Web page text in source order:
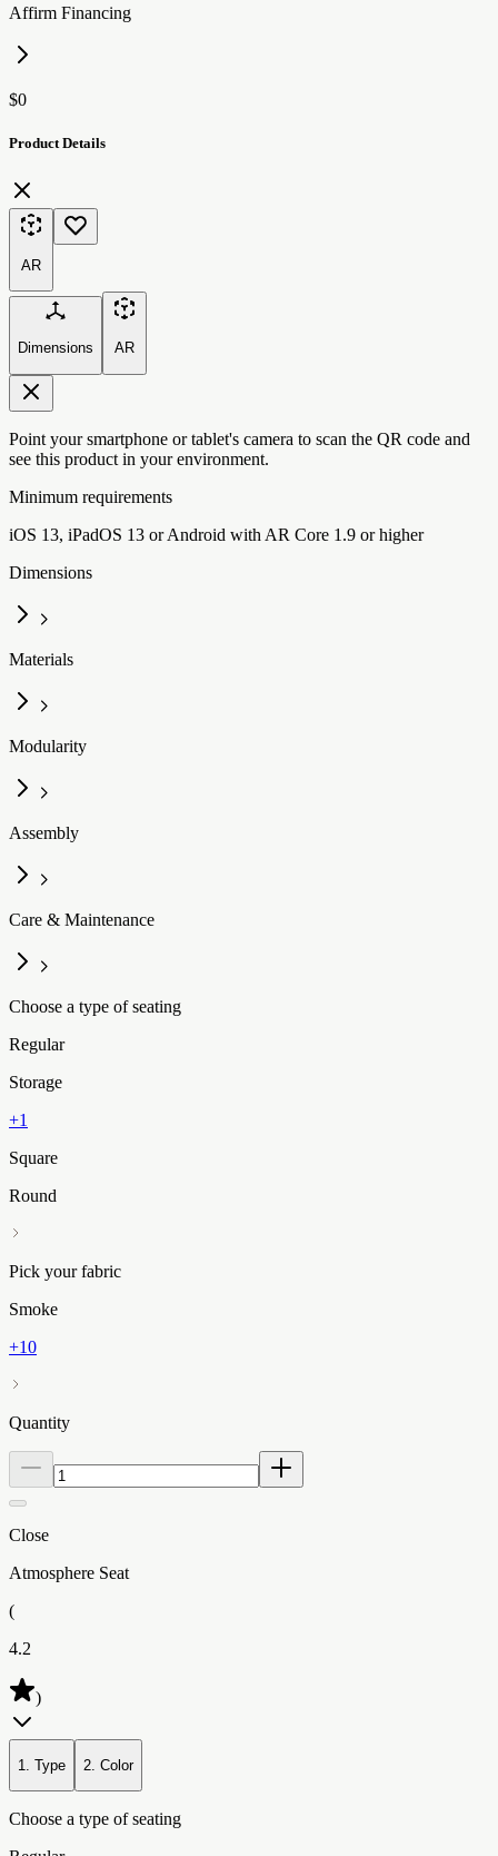
Affirm Financing
$0
Product Details
AR
Dimensions AR
Point your smartphone or tablet's camera to scan the QR code and
see this product in your environment.
Minimum requirements
iOS 13, iPadOS 13 or Android with AR Core 1.9 or higher
Dimensions
Materials
Modularity
Assembly
Care & Maintenance
Choose a type of seating
Regular
Storage
+1
Square
Round
Pick your fabric
Smoke
+10
Quantity
Close
Atmosphere Seat
(
4.2
)
1. Type 2. Color
Choose a type of seating